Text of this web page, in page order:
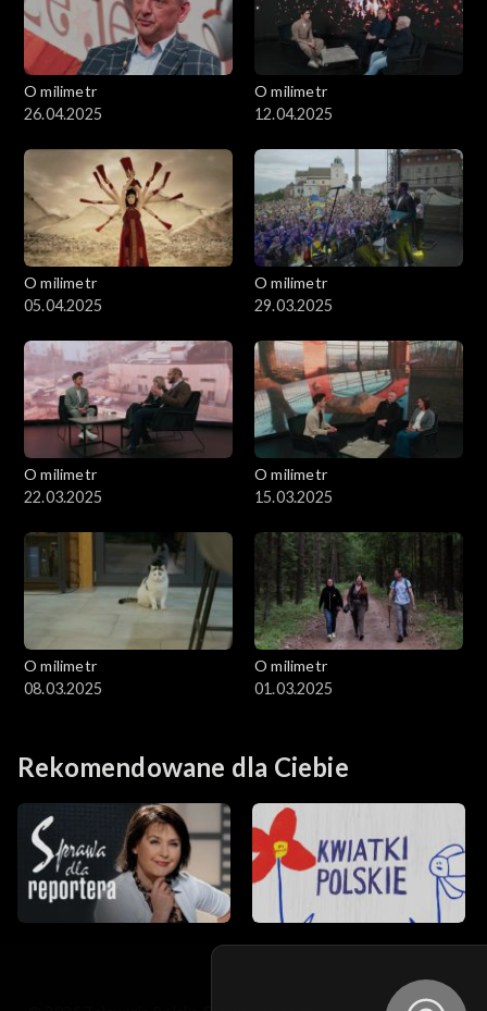
O milimetr
26.04.2025
O milimetr
12.04.2025
O milimetr
05.04.2025
O milimetr
29.03.2025
O milimetr
22.03.2025
O milimetr
15.03.2025
O milimetr
08.03.2025
O milimetr
01.03.2025
Rekomendowane dla Ciebie